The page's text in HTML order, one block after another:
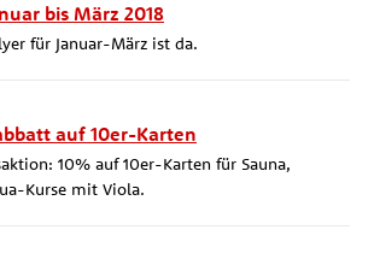
bis März 2018
für Januar-März ist da.
auf 10er-Karten
10% auf 10er-Karten für Sauna,
Kurse mit Viola.